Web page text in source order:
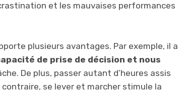
et les mauvaises performances
plusieurs avantages. Par exemple, il a
de prise de décision et nous
De plus, passer autant d’heures assis
se lever et marcher stimule la